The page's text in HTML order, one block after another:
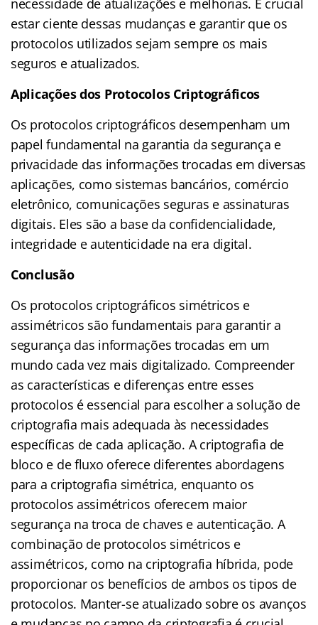
necessidade de atualizações e melhorias. É crucial
estar ciente dessas mudanças e garantir que os
protocolos utilizados sejam sempre os mais
seguros e atualizados.
Aplicações dos Protocolos Criptográficos
Os protocolos criptográficos desempenham um
papel fundamental na garantia da segurança e
privacidade das informações trocadas em diversas
aplicações, como sistemas bancários, comércio
eletrônico, comunicações seguras e assinaturas
digitais. Eles são a base da confidencialidade,
integridade e autenticidade na era digital.
Conclusão
Os protocolos criptográficos simétricos e
assimétricos são fundamentais para garantir a
segurança das informações trocadas em um
mundo cada vez mais digitalizado. Compreender
as características e diferenças entre esses
protocolos é essencial para escolher a solução de
criptografia mais adequada às necessidades
específicas de cada aplicação. A criptografia de
bloco e de fluxo oferece diferentes abordagens
para a criptografia simétrica, enquanto os
protocolos assimétricos oferecem maior
segurança na troca de chaves e autenticação. A
combinação de protocolos simétricos e
assimétricos, como na criptografia híbrida, pode
proporcionar os benefícios de ambos os tipos de
protocolos. Manter-se atualizado sobre os avanços